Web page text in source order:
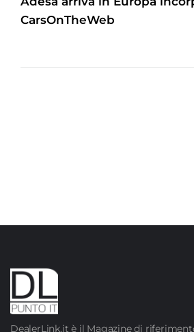
CarsOnTheWeb
DealerLink.it è il Magazine di